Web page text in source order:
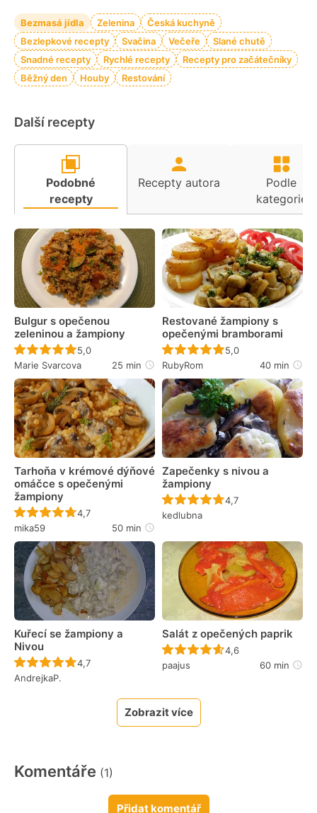
Bezmasá jídla Zelenina
Česká kuchyně
Bezlepkové recepty
Svačina Večeře
Slané chutě
Snadné recepty
Rychlé recepty
Recepty pro začátečníky
Běžný den
Houby Restování
Další recepty
Podobné
recepty
Recepty autora
Podle
kategorie
Bulgur s opečenou
zeleninou a žampiony
Recept ještě nebyl hodnocen
5,0
Marie Svarcova
25 min
Restované žampiony s
opečenými bramborami
Recept ještě nebyl
5,0
RubyRom
40 min
Tarhoňa v krémové dýňové
omáčce s opečenými
žampiony
Recept ještě nebyl hodnocen
4,7
mika59
50 min
Zapečenky s nivou a
žampiony
Recept ještě nebyl
4,7
kedlubna
Kuřecí se žampiony a
Nivou
Recept ještě nebyl hodnocen
4,7
AndrejkaP.
Salát z opečených paprik
Recept ještě nebyl
4,6
paajus
60 min
Zobrazit více
Komentáře (1)
Přidat komentář